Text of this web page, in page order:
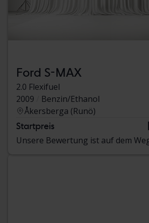
Ford S-MAX
2.0 Flexifuel
2009
Benzin/Ethanol
Åkersberga (Runö)
Startpreis
Unsere Bewertung ist auf dem